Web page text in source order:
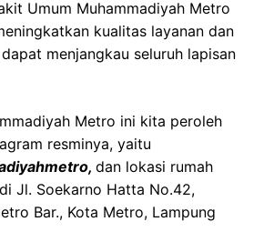
Umum Muhammadiyah Metro
kualitas layanan dan
menjangkau seluruh lapisan
Metro ini kita peroleh
resminya, yaitu
dan lokasi rumah
Jl. Soekarno Hatta No.42,
Bar., Kota Metro, Lampung